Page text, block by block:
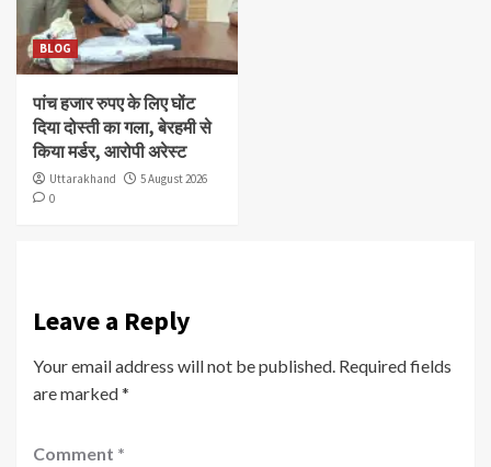
BLOG
पांच हजार रुपए के लिए घोंट
दिया दोस्ती का गला, बेरहमी से
किया मर्डर, आरोपी अरेस्ट
Uttarakhand
5 August 2026
0
Leave a Reply
Your email address will not be published. Required fields
are marked*
Comment *